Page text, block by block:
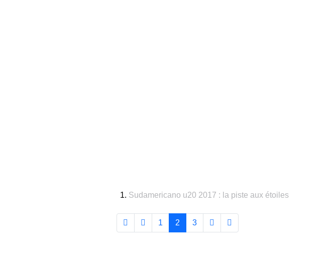
Sudamericano u20 2017 : la piste aux étoiles
1 2 3